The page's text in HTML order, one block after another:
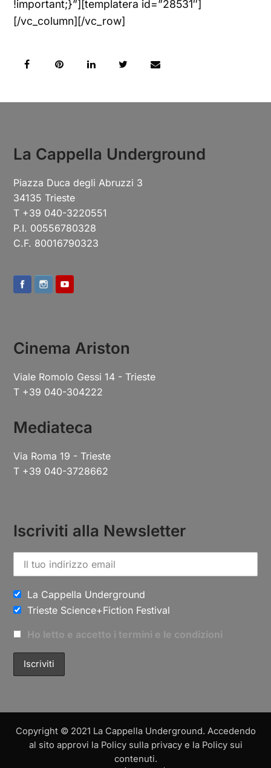
!important;}”][templatera id=”28531″]
[/vc_column][/vc_row]
La Cappella Underground
Piazza Duca degli Abruzzi 3
34135 Trieste
T +39 040-3220551
P.I. 00556780328
C.F. 80016790323
Cinema Ariston
Viale Romolo Gessi 14 - Trieste
T +39 040-304222
Mediateca
Via Roma 19 - Trieste
T +39 040-3728662
Iscriviti alla Newsletter
La Cappella Underground
Trieste Science+Fiction Festival
Ho letto e accetto i termini e le condizioni
Copyright © 2021 La Cappella Underground. Accedendo
al sito approvi la Policy sulla privacy e la Policy sui
contenuti.